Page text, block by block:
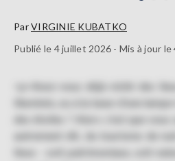
ParVIRGINIE KUBATKO
Publié le 4 juillet 2026 - Mis à jour
<p>Avez-vous déjà visité des
illuminés, ou à la lueur d’une
des étoiles ? Alors c’est que
autrement dit, du tourisme de
lieux - soit patrimoniaux, soit